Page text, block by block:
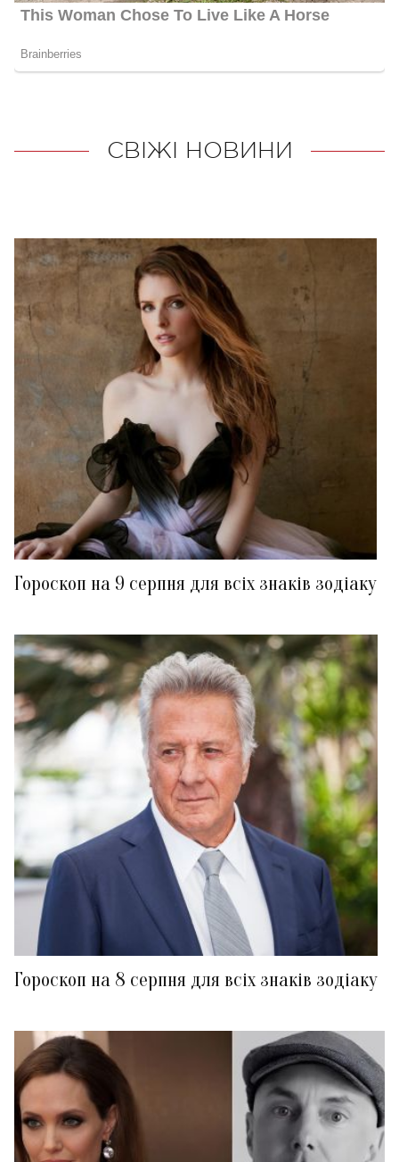
СВІЖІ НОВИНИ
Гороскоп на 9 серпня для всіх знаків зодіаку
Гороскоп на 8 серпня для всіх знаків зодіаку